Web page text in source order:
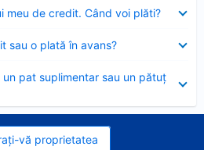
meu de credit. Când voi plăti?
sau o plată în avans?
pat suplimentar sau un pătuț
vă proprietatea